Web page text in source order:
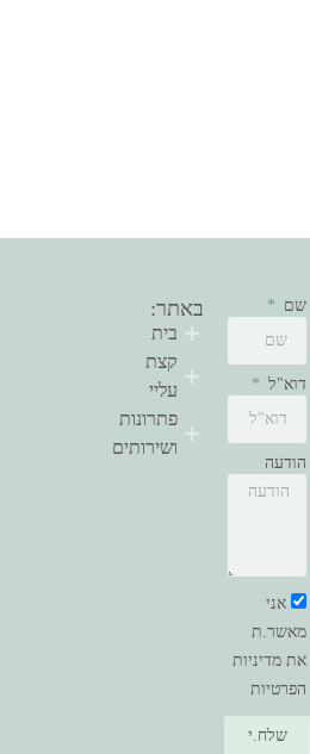
שם
דוא"ל
הודעה
אני
מאשר.ת
את מדיניות
הפרטיות
שלח.י
באתר:
בית
קצת
עליי
פתרונות
ושירותים